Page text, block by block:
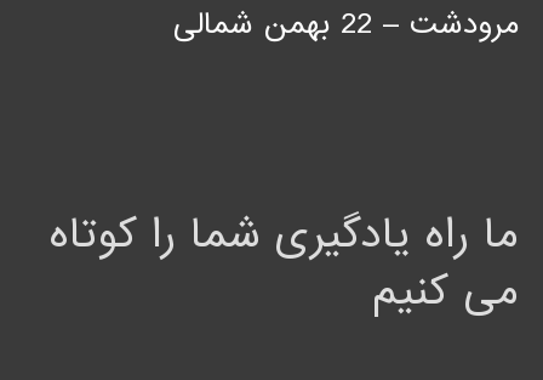
مرودشت – 22 بهمن شمالی
ما راه یادگیری شما را کوتاه
می کنیم